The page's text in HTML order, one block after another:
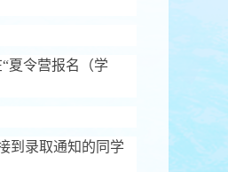
“夏令营报名（学
到录取通知的同学